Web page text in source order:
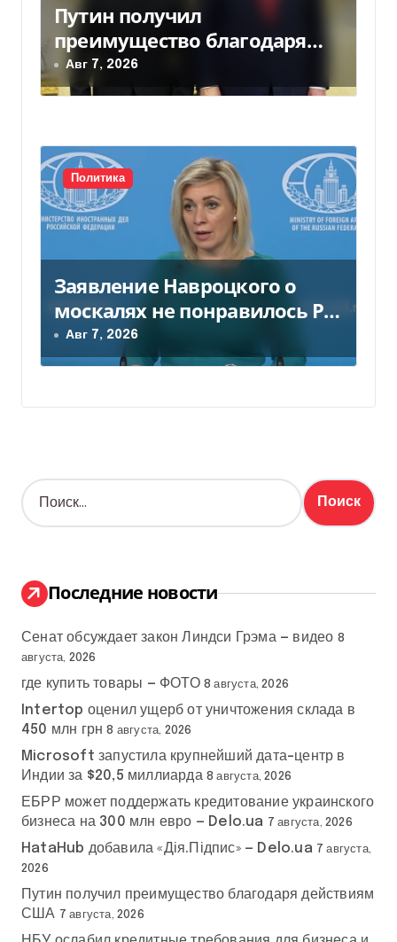
Путин получил
преимущество благодаря
действиям США
Авг 7, 2026
Политика
Заявление Навроцкого о
москалях не понравилось РФ
— видео
Авг 7, 2026
Н
а
:
Последние новости
Сенат обсуждает закон Линдси Грэма — видео 8
августа, 2026
где купить товары — ФОТО 8 августа, 2026
Intertop оценил ущерб от уничтожения склада в
450 млн грн 8 августа, 2026
Microsoft запустила крупнейший дата-центр в
Индии за $20,5 миллиарда 8 августа, 2026
ЕБРР может поддержать кредитование украинского
бизнеса на 300 млн евро — Delo.ua 7 августа, 2026
HataHub добавила «Дія.Підпис» — Delo.ua 7 августа,
2026
Путин получил преимущество благодаря действиям
США 7 августа, 2026